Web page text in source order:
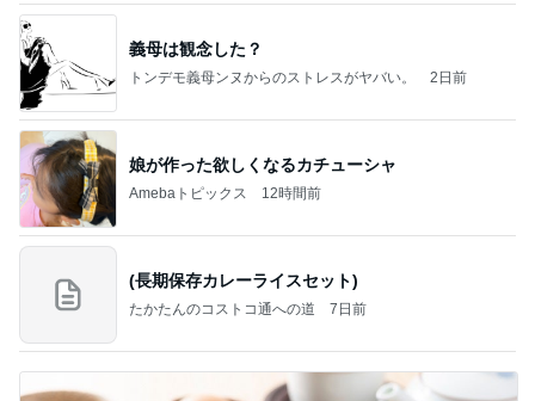
義母は観念した？
トンデモ義母ンヌからのストレスがヤバい。 2日前
娘が作った欲しくなるカチューシャ
Amebaトピックス 12時間前
(長期保存カレーライスセット)
たかたんのコストコ通への道 7日前